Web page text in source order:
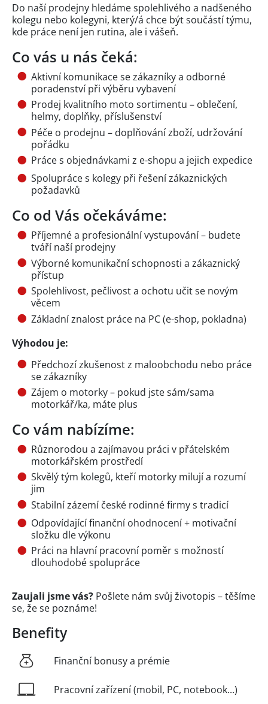
Do naší prodejny hledáme spolehlivého a nadšeného
kolegu nebo kolegyni, který/á chce být součástí týmu,
kde práce není jen rutina, ale i vášeň.
Co vás u nás čeká:
Aktivní komunikace se zákazníky a odborné
poradenství při výběru vybavení
Prodej kvalitního moto sortimentu – oblečení,
helmy, doplňky, příslušenství
Péče o prodejnu – doplňování zboží, udržování
pořádku
Práce s objednávkami z e-shopu a jejich expedice
Spolupráce s kolegy při řešení zákaznických
požadavků
Co od Vás očekáváme:
Příjemné a profesionální vystupování – budete
tváří naší prodejny
Výborné komunikační schopnosti a zákaznický
přístup
Spolehlivost, pečlivost a ochotu učit se novým
věcem
Základní znalost práce na PC (e-shop, pokladna)
Výhodou je:
Předchozí zkušenost z maloobchodu nebo práce
se zákazníky
Zájem o motorky – pokud jste sám/sama
motorkář/ka, máte plus
Co vám nabízíme:
Různorodou a zajímavou práci v přátelském
motorkářském prostředí
Skvělý tým kolegů, kteří motorky milují a rozumí
jim
Stabilní zázemí české rodinné firmy s tradicí
Odpovídající finanční ohodnocení + motivační
složku dle výkonu
Práci na hlavní pracovní poměr s možností
dlouhodobé spolupráce
Zaujali jsme vás? Pošlete nám svůj životopis – těšíme
se, že se poznáme!
Benefity
Finanční bonusy a prémie
Pracovní zařízení (mobil, PC, notebook...)